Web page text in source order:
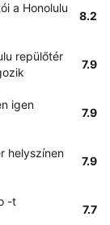
a Honolulu
8.2
repülőtér
7.9
igen
7.9
helyszínen
7.9
-t
7.7